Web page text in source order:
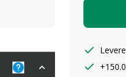
Uitleg: De juiste maten